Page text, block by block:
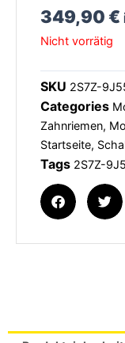
349,90€
Nicht vorrätig
SKU 2S7Z-
Categories
Zahnriemen,
Startseite,
Tags 2S7Z-